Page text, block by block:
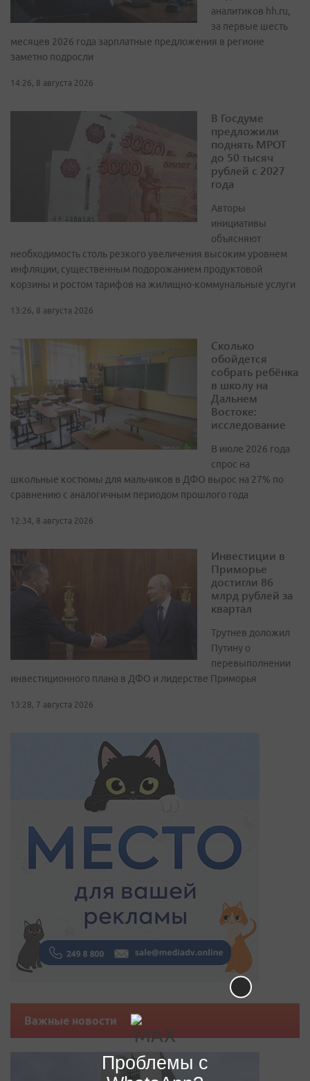
аналитиков hh.ru,
за первые шесть
месяцев 2026 года зарплатные предложения в регионе
заметно подросли
14:26, 8 августа 2026
В Госдуме
предложили
поднять МРОТ
до 50 тысяч
рублей с 2027
года
Авторы
инициативы
объясняют
необходимость столь резкого увеличения высоким уровнем
инфляции, существенным подорожанием продуктовой
корзины и ростом тарифов на жилищно-коммунальные услуги
13:26, 8 августа 2026
Сколько
обойдется
собрать ребёнка
в школу на
Дальнем
Востоке:
исследование
В июле 2026 года
спрос на
школьные костюмы для мальчиков в ДФО вырос на 27% по
сравнению с аналогичным периодом прошлого года
12:34, 8 августа 2026
Инвестиции в
Приморье
достигли 86
млрд рублей за
квартал
Трутнев доложил
Путину о
перевыполнении
инвестиционного плана в ДФО и лидерстве Приморья
13:28, 7 августа 2026
Важные новости
Проблемы с